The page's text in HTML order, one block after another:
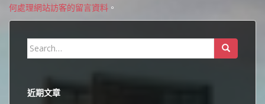
何處理網站訪客的留言資料 。
Search
for:
近期文章